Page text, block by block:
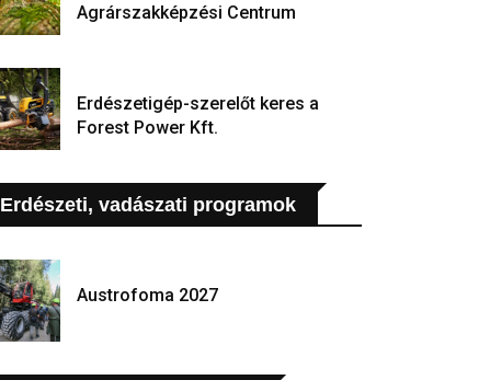
Agrárszakképzési Centrum
Erdészetigép-szerelőt keres a
Forest Power Kft.
Erdészeti, vadászati programok
Austrofoma 2027